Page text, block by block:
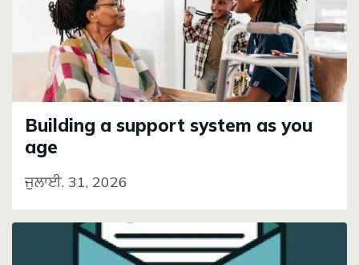
Building a support system as you
age
ਜੁਲਾਈ. 31, 2026